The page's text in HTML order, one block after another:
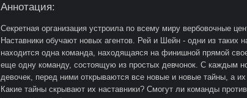
Аннотация:
Секретная организация устроила по всему миру вербовочные
Наставники обучают новых агентов. Рей и Шейн - одни из таких
находится одна команда, находящаяся на финишной прямой
еще одну команду, состоящую из простых девчонок. С каждым
девочек, перед ними открываются все новые и новые тайны, а их
Какие тайны скрывают их наставники? Смогут ли команды